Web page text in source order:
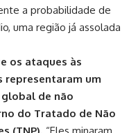
a probabilidade de
uma região já assolada
os ataques às
representaram um
de não
do Tratado de Não